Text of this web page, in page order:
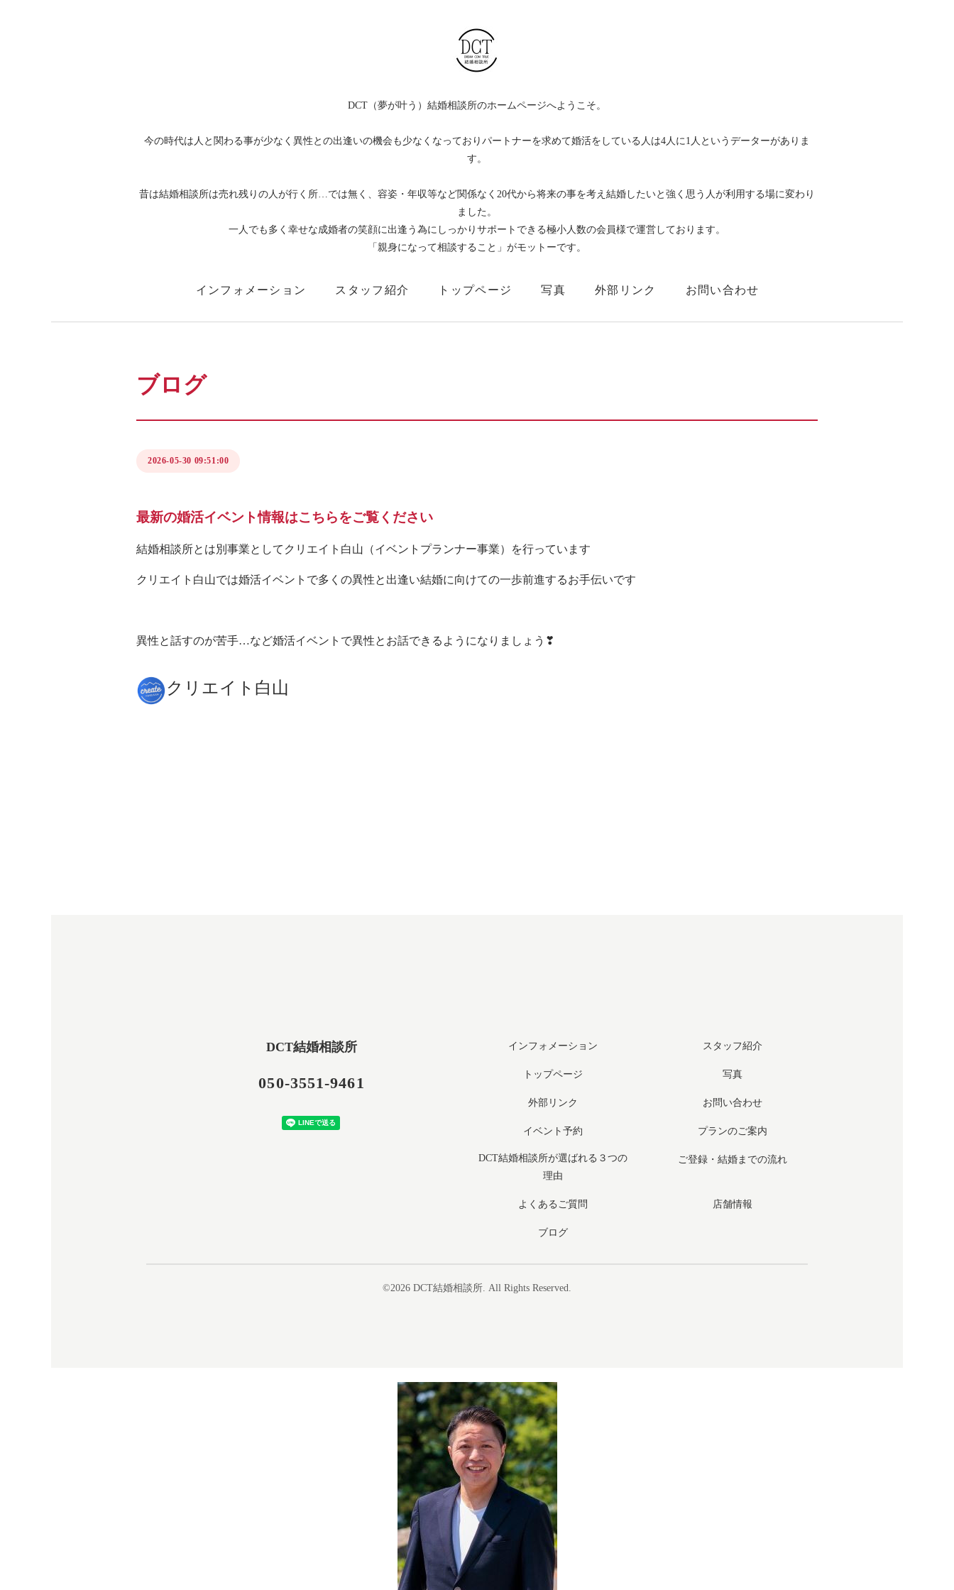
DCT（夢が叶う）結婚相談所のホームページへようこそ。
今の時代は人と関わる事が少なく異性との出逢いの機会も少なくなっておりパートナーを求めて婚活をしている人は4人に1人というデーターがありま
す。
昔は結婚相談所は売れ残りの人が行く所…では無く、容姿・年収等など関係なく20代から将来の事を考え結婚したいと強く思う人が利用する場に変わり
ました。
一人でも多く幸せな成婚者の笑顔に出逢う為にしっかりサポートできる極小人数の会員様で運営しております。
「親身になって相談すること」がモットーです。
インフォメーション スタッフ紹介 トップページ 写真 外部リンク お問い合わせ
ブログ
2026-05-30 09:51:00
最新の婚活イベント情報はこちらをご覧ください
結婚相談所とは別事業としてクリエイト白山（イベントプランナー事業）を行っています
クリエイト白山では婚活イベントで多くの異性と出逢い結婚に向けての一歩前進するお手伝いです
異性と話すのが苦手…など婚活イベントで異性とお話できるようになりましょう❣
クリエイト白山
DCT結婚相談所
050-3551-9461
インフォメーション スタッフ紹介
トップページ 写真
外部リンク お問い合わせ
イベント予約 プランのご案内
DCT結婚相談所が選ばれる３つの
理由
ご登録・結婚までの流れ
よくあるご質問 店舗情報
ブログ
©2026 DCT結婚相談所. All Rights Reserved.